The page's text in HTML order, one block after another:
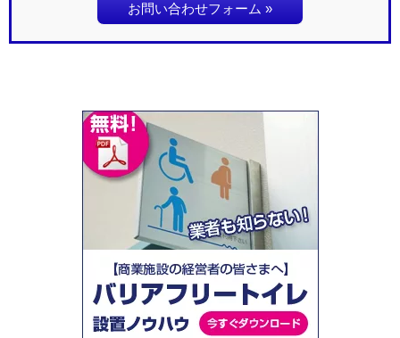
お問い合わせフォーム »